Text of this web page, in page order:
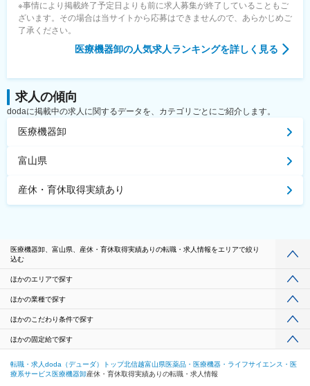
※事情により掲載終了予定日よりも前に求人募集が終了していることもご
ざいます。その場合は当サイトから応募はできませんので、あらかじめご
了承ください。
医療機器卸の人気求人ランキングを詳しく見る
求人の傾向
dodaに掲載中の求人に関するデータを、カテゴリごとにご紹介します。
医療機器卸
富山県
産休・育休取得実績あり
医療機器卸、富山県、産休・育休取得実績ありの転職・求人情報をエリアで絞り
込む
ほかのエリアで探す
ほかの業種で探す
ほかのこだわり条件で探す
ほかの固定給で探す
転職・求人doda（デューダ）トップ北信越富山県医薬品・医療機器・ライフサイエンス・医
療系サービス 医療機器卸産休・育休取得実績ありの転職・求人情報